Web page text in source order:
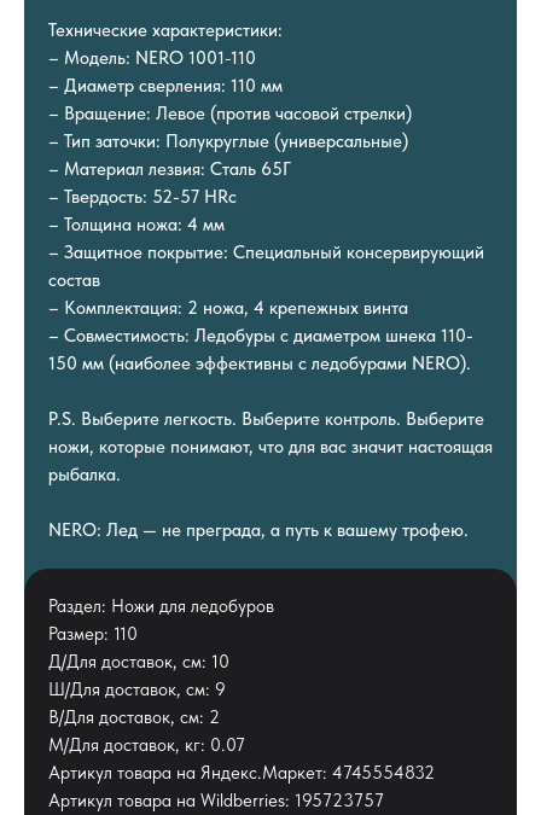
Технические характеристики:
– Модель: NERO 1001-110
– Диаметр сверления: 110 мм
– Вращение: Левое (против часовой стрелки)
– Тип заточки: Полукруглые (универсальные)
– Материал лезвия: Сталь 65Г
– Твердость: 52-57 HRc
– Толщина ножа: 4 мм
– Защитное покрытие: Специальный консервирующий
состав
– Комплектация: 2 ножа, 4 крепежных винта
– Совместимость: Ледобуры с диаметром шнека 110-
150 мм (наиболее эффективны с ледобурами NERO).
P.S. Выберите легкость. Выберите контроль. Выберите
ножи, которые понимают, что для вас значит настоящая
рыбалка.
NERO: Лед — не преграда, а путь к вашему трофею.
Раздел: Ножи для ледобуров
Размер: 110
Д/Для доставок, см: 10
Ш/Для доставок, см: 9
В/Для доставок, см: 2
М/Для доставок, кг: 0.07
Артикул товара на Яндекс.Маркет: 4745554832
Артикул товара на Wildberries: 195723757